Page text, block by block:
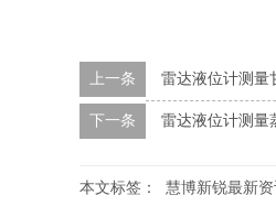
上一条 雷达液位计测量
下一条 雷达液位计测量
本文标签： 慧博新锐最新